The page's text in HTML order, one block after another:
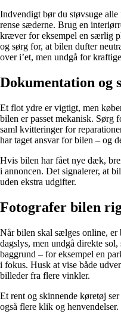
Indvendigt bør du støvsuge
rense sæderne. Brug en
kræver for eksempel en særlig
og sørg for, at bilen dufter
over i’et, men undgå for
Dokumentation og
Et flot ydre er vigtigt, men
bilen er passet mekanisk. Sørg
saml kvitteringer for
har taget ansvar for bilen – og
Hvis bilen har fået nye dæk,
i annoncen. Det signalerer, at
uden ekstra udgifter.
Fotografer bilen
Når bilen skal sælges online, er
dagslys, men undgå direkte
baggrund – for eksempel en
i fokus. Husk at vise både
billeder fra flere vinkler.
Et rent og skinnende køretøj
også flere klik og henvendelser.